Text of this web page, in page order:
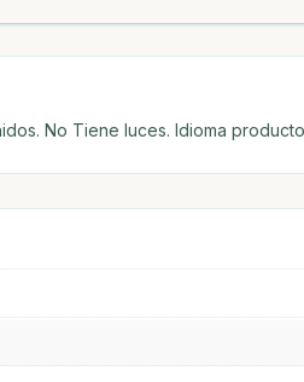
No Tiene luces. Idioma producto